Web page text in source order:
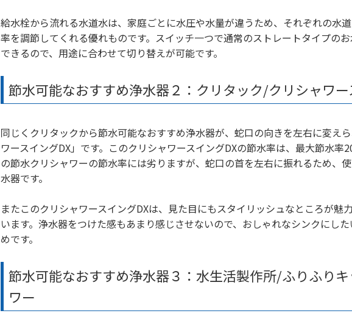
給水栓から流れる水道水は、家庭ごとに水圧や水量が違うため、それぞれの水
率を調節してくれる優れものです。スイッチ一つで通常のストレートタイプの
できるので、用途に合わせて切り替えが可能です。
節水可能なおすすめ浄水器２：クリタック/クリシャワー
同じくクリタックから節水可能なおすすめ浄水器が、蛇口の向きを左右に変え
ワースイングDX」です。このクリシャワースイングDXの節水率は、最大節水率
の節水クリシャワーの節水率には劣りますが、蛇口の首を左右に振れるため、
水器です。
またこのクリシャワースイングDXは、見た目にもスタイリッシュなところが魅
います。浄水器をつけた感もあまり感じさせないので、おしゃれなシンクにし
めです。
節水可能なおすすめ浄水器３：水生活製作所/ふりふり
ワー